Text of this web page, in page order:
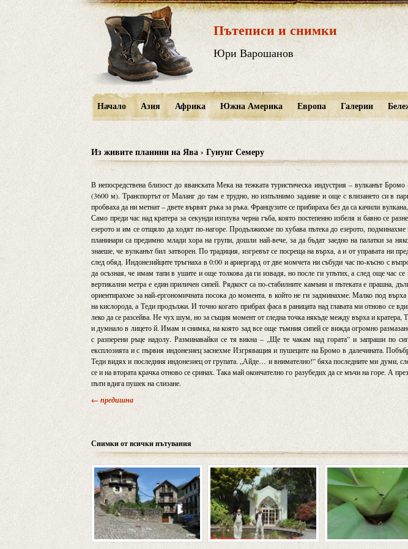
Пътеписи и снимки
Юри Варошанов
Начало Азия Африка Южна Америка Европа Галерии
Из живите планини на Ява › Гунунг Семеру
В непосредствена близост до яванската Мека на тежката туристическа индустрия – вулканът
(3600 м). Транспортът от Маланг до там е трудно, но изпълнимо задание и още с влизането си в
пробваха да ни метнат – двете вървят ръка за ръка. Французите се прибираха без да са качили
Само преди час над кратера за секунди изплува черна гъба, която постепенно избеля и бавно се
езерото и им се отщяло да ходят по-нагоре. Продължихме по хубава пътека до езерото,
планинари са предимно млади хора на групи, дошли най-вече, за да бъдат заедно на палатки за
знаеше, че вулканът бил затворен. По традиция, изгревът се посреща на върха, а и от управата ни
след обяд. Индонезийците тръгнаха в 0:00 и ариергард от две момчета ни събуди час по-късно с
да осъзная, че имам тапи в ушите и още толкова да ги извадя, но после ги упътих, а след още час
вертикални метра е един приличен сипей. Рядкост са по-стабилните камъни и пътеката е прашна,
ориентирахме за най-ергономичната посока до момента, в който не ги задминахме. Малко под
на кислорода, а Теди продължи. И точно когато прибрах фаса в раницата над главата ми отново се
леко да се разсейва. Не чух шум, но за същия момент от гледна точка някъде между върха и кратера,
и думнало в лицето й. Имам и снимка, на която зад все още тъмния сипей се вижда огромно
с разперени ръце надолу. Разминавайки се тя викна – „Ще те чакам над гората” и запраши по
експлозията и с първия индонезиец заснехме Изгряващия и пушеците на Бромо в далечината.
Теди видях и последния индонезиец от групата. „Айде… и внимателно!” бяха последните ми думи,
се и на втората крачка отново се сринах. Така май окончателно го разубедих да се мъчи на горе. А
пъти вдига пушек на слизане.
← предишна
Снимки от всички пътувания